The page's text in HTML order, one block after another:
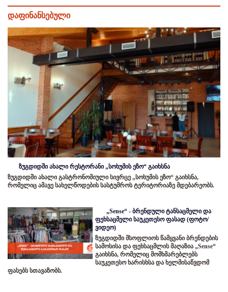
დაფინანსებული
ზუგდიდში ახალი რესტორანი „სოხუმის ეზო“ გაიხსნა
ზუგდიდში ახალი გასტრონომიული სივრცე „სოხუმის ეზო“ გაიხსნა,
რომელიც ამავე სახელწოდების სასტუმროს ტერიტორიაზე მდებარეობს.
„Sense“ - ბრენდული ტანსაცმელი და
ფეხსაცმელი საუკეთესო ფასად (ფოტო/
ვიდეო)
ზუგდიდში მსოფლიოს წამყვანი ბრენდების
სამოსისა და ფეხსაცმლის მაღაზია „Sense“
გაიხსნა, რომელიც მომხმარებლებს
საუკეთესო ხარისხსა და ხელმისაწვდომ
ფასებს სთავაზობს.